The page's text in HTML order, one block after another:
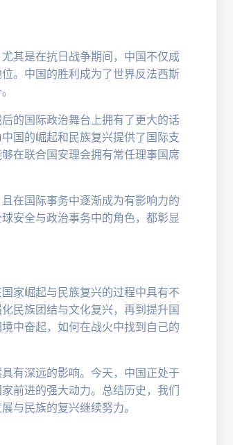
其是在抗日战争期间，中国不仅成
。中国的胜利成为了世界反法西斯
的国际政治舞台上拥有了更大的话
国的崛起和民族复兴提供了国际支
在联合国安理会拥有常任理事国席
在国际事务中逐渐成为有影响力的
安全与政治事务中的角色，都彰显
家崛起与民族复兴的过程中具有不
民族团结与文化复兴，再到提升国
中奋起，如何在战火中找到自己的
有深远的影响。今天，中国正处于
前进的强大动力。总结历史，我们
与民族的复兴继续努力。